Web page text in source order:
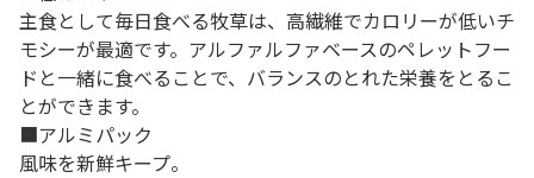
主食として毎日食べる牧草は、高繊維でカロリーが低いチ
モシーが最適です。アルファルファベースのペレットフー
ドと一緒に食べることで、バランスのとれた栄養をとるこ
とができます。
■アルミパック
風味を新鮮キープ。